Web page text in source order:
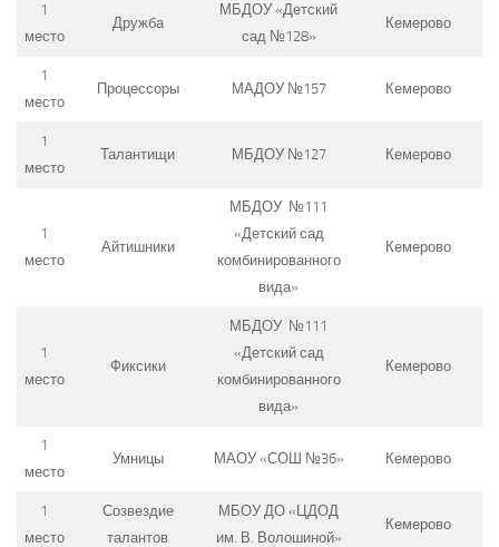
1
место
Дружба
МБДОУ «Детский
сад №128»
Кемерово
1
место
Процессоры МАДОУ №157 Кемерово
1
место
Талантищи МБДОУ №127 Кемерово
1
место
Айтишники
МБДОУ №111
«Детский сад
комбинированного
вида»
Кемерово
1
место
Фиксики
МБДОУ №111
«Детский сад
комбинированного
вида»
Кемерово
1
место
Умницы МАОУ «СОШ №36» Кемерово
1
место
Созвездие
талантов
МБОУ ДО «ЦДОД
им. В. Волошиной»
Кемерово